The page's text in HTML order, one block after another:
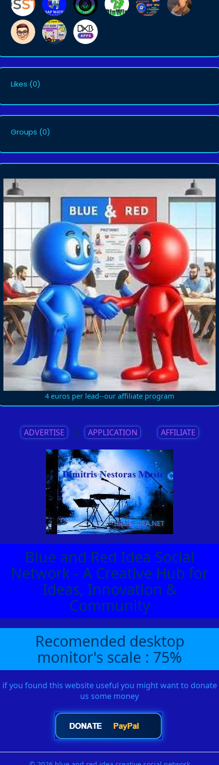
Likes (0)
Groups (0)
4 euros per lead--our affiliate program
ADVERTISE || APPLICATION || AFFILIATE
Blue and Red Idea Social
Network - A Creative Hub for
Ideas, Innovation &
Community
Recomended desktop
monitor's scale : 75%
if you found this website useful you might want to donate
us some money